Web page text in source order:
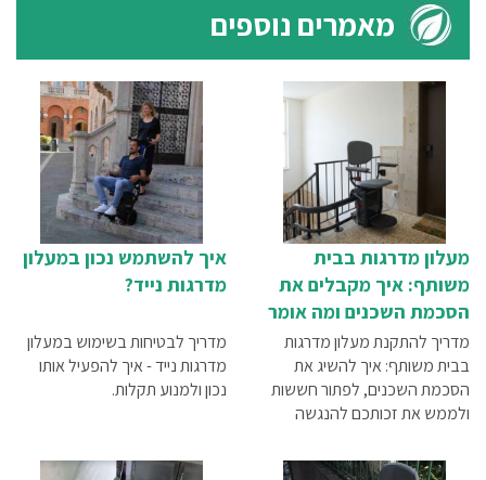
מאמרים נוספים
איך להשתמש נכון במעלון
מדרגות נייד?
מדריך לבטיחות בשימוש במעלון
מדרגות נייד - איך להפעיל אותו
נכון ולמנוע תקלות.
מעלון מדרגות בבית
משותף: איך מקבלים את
הסכמת השכנים ומה אומר
החוק?
מדריך להתקנת מעלון מדרגות
בבית משותף: איך להשיג את
הסכמת השכנים, לפתור חששות
ולממש את זכותכם להנגשה